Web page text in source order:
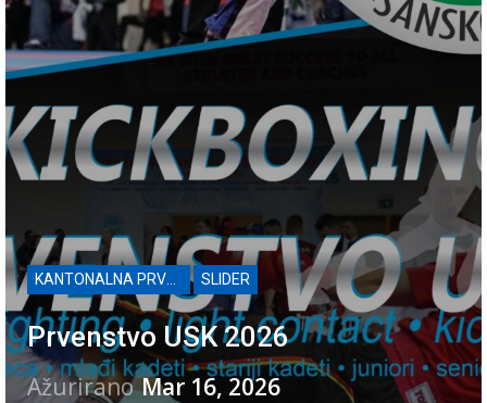
SLIDER
Prvenstvo USK 2026
AžuriranoMar 16, 2026